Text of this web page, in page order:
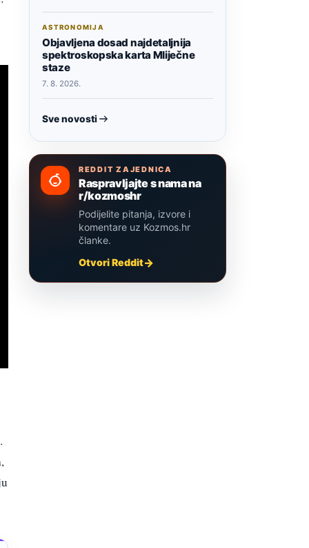
,
ASTRONOMIJA
Objavljena dosad najdetaljnija
spektroskopska karta Mliječne
staze
7. 8. 2026.
Sve novosti
REDDIT ZAJEDNICA
Raspravljajte s nama na
r/kozmoshr
Podijelite pitanja, izvore i
komentare uz Kozmos.hr
članke.
Otvori Reddit